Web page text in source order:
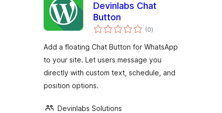
Devinlabs Chat
Button
(0個
の
価
)
Add a floating Chat Button for WhatsApp
to your site. Let users message you
directly with custom text, schedule, and
position options.
Devinlabs Solutions